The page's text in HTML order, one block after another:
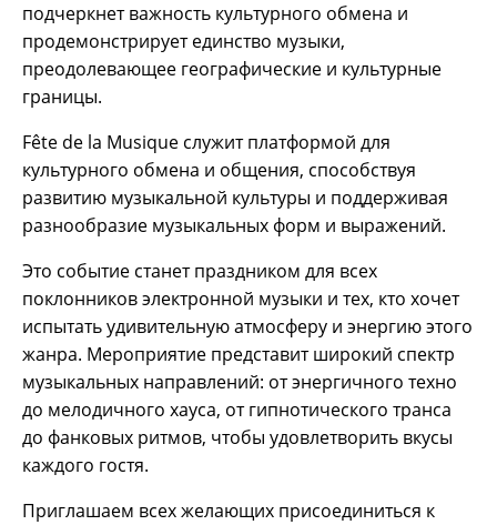
подчеркнет важность культурного обмена и
продемонстрирует единство музыки,
преодолевающее географические и культурные
границы.
Fête de la Musique служит платформой для
культурного обмена и общения, способствуя
развитию музыкальной культуры и поддерживая
разнообразие музыкальных форм и выражений.
Это событие станет праздником для всех
поклонников электронной музыки и тех, кто хочет
испытать удивительную атмосферу и энергию этого
жанра. Мероприятие представит широкий спектр
музыкальных направлений: от энергичного техно
до мелодичного хауса, от гипнотического транса
до фанковых ритмов, чтобы удовлетворить вкусы
каждого гостя.
Приглашаем всех желающих присоединиться к